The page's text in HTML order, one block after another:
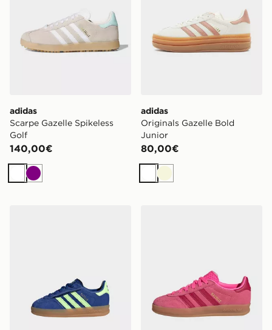
adidas
Scarpe Gazelle Spikeless
Golf
140,00€
Bianco
Viola
adidas
Originals Gazelle Bold
Junior
80,00€
BiancoBeige